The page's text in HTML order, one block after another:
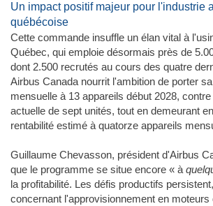
Un impact positif majeur pour l'industrie
québécoise
Cette commande insuffle un élan vital à
Québec, qui emploie désormais près de
dont 2.500 recrutés au cours des quatre
Airbus Canada nourrit l'ambition de porter
mensuelle à 13 appareils début 2028,
actuelle de sept unités, tout en demeurant
rentabilité estimé à quatorze appareils
Guillaume Chevasson, président d'Airbus
que le programme se situe encore « à
la profitabilité. Les défis productifs
concernant l'approvisionnement en